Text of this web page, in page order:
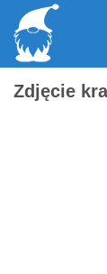
Zdjęcie